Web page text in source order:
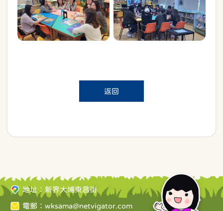
返回
地址：新界大埔東昌街
電郵： wksama@netvigator.com